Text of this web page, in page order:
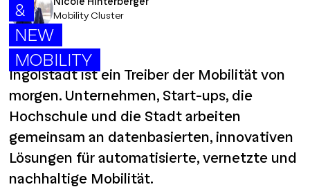
&
NEW
MOBILITY
Mobility Cluster
Ingolstadt ist ein Treiber der Mobilität von
morgen. Unternehmen, Start-ups, die
Hochschule und die Stadt arbeiten
gemeinsam an datenbasierten, innovativen
Lösungen für automatisierte, vernetzte und
nachhaltige Mobilität.